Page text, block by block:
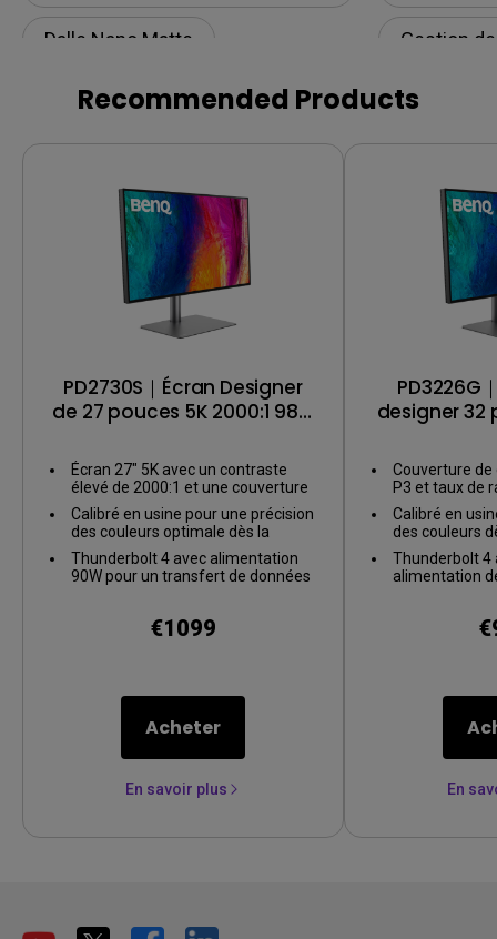
partir de l'écran
Dalle Nano Matte
Paper Color Sync
Cohérence des couleurs
Technologie AQCOLOR de BenQ
Gestion
BenQ
Recommended Products
PD2730S｜Écran Designer
de 27 pouces 5K 2000:1 98%
Écran 27" 5K avec un contraste
élevé de 2000:1 et une couverture
colorimétrique de 98 % P3, offrant
une précision pixel par pixel
inégalée.
Calibré en usine pour une précision
des couleurs optimale dès la
première utilisation, garantissant
un appariement intuitif des
couleurs entre les écrans.
Thunderbolt 4 avec alimentation
90W pour un transfert de données
€1099
Acheter
En savoir plus
PD3226G
designer 32
et
Couverture de
P3 et taux de
144Hz pour
fluides et des
Calibré en
des couleurs
boîte et un
des couleurs
Thunderbolt 4
alimentation
En